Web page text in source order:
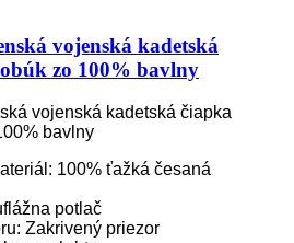
vojenská kadetská
zo 100% bavlny
vojenská kadetská čiapka
bavlny
100% ťažká česaná
potlač
Zakrivený priezor